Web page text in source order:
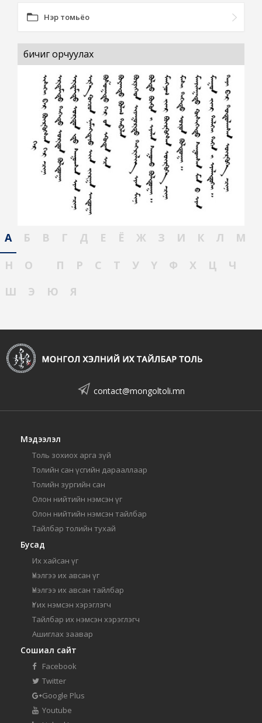
Нэр томьёо
бичиг орчуулах
А Б В Г Д Е Ё Ж З И К Л
М
Н
О П Р С Т У Ү Ф Х Ц
Ч
Ш
Э Ю Я
contact@mongoltoli.mn
Мэдээлэл
Толь зохиох арга зүй
Толийн сан үсгийн дарааллаар
Толийн зургийн сан
Олон нийтийн нэмсэн үг
Олон нийтийн нэмсэн тайлбар
Тайлбар толийн тухай
Бусад
Их хайсан үг
Үнэлгээ их авсан үг
Үнэлгээ их авсан тайлбар
Үг их нэмсэн хэрэглэгч
Тайлбар их нэмсэн хэрэглэгч
Ашиглах заавар
Сошиал сайт
Facebook
Twitter
Google Plus
Youtube